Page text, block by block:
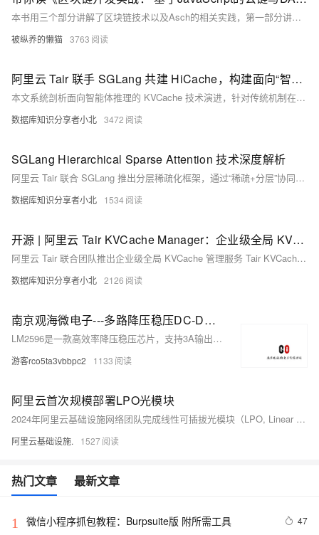
本书用三个部分讲解了区块链技术以及Asch的相关实践，第一部分讲解了区块链技术的基本概念，并用300行代码实现了一个最小的、可运行的区块链；第二部分分析Asch的源码，讲解Asch的实现原理；第三部分介绍了基于Asch的侧链技术的DApp开发实战。
被纵养的懒猫 3763
阿里云 Tair 联手 SGLang 共建 HiCache，构建面向“智能体式推理”的缓存新范式
本文系统剖析面向智能体推理的 KVCache 技术演进，针对传统机制在长上下文、多轮决策与多智能体协同中的状态膨胀、持久化缺失和缓存孤立三大瓶颈，介绍阿里云 Tair KVCache 团队联合 SGLang 社区推出的 HiCache 分层缓存体系。该方案通过显存-内存-3FS 多级卸载与全局共享，实现缓存命中率提升至80%，TTFT 降低56%，推理 QPS 翻倍，支撑智能体时代的大模型高效推理。
数据库知识分享者小北 3472
SGLang Hierarchical Sparse Attention 技术深度解析
阿里云 Tair 联合 SGLang 推出分层稀疏化框架，通过“稀疏+分层”协同优化，将 KVCache 从 GPU 显存扩展至 CPU 与远端存储，实现计算与存储效率双突破，为百万级超长上下文推理提供新路径。
数据库知识分享者小北 1534
开源 | 阿里云 Tair KVCache Manager：企业级全局 KVCache 管理服务的架构设计与实现
阿里云 Tair 联合团队推出企业级全局 KVCache 管理服务 Tair KVCache Manager，通过中心化元数据管理与多后端存储池化，实现 KVCache 的跨实例共享与智能调度。该服务解耦算力与存储，支持弹性伸缩、多租户隔离及高可用保障，显著提升缓存命中率与资源利用率，重构大模型推理成本模型，支撑智能体时代的规模化推理需求。
数据库知识分享者小北 2126
南京观海微电子---多路降压稳压DC-DC开关电源电路设计（3.3V、5V、12V、ADJ）
LM2596是一款高效率降压稳压芯片，支持3A输出电流，输入电压可达40V，具有过热、限流保护功能。提供固定（3.3V/5V/12V）和可调（ADJ）版本，广泛用于电源转换设计。
游客rco5ta3vbbpc2 1133
阿里云首次规模部署LPO光模块
2024年阿里云基础设施网络团队完成线性可插拔光模块（LPO, Linear Pluggable Optics）规模上线，成为全球首家实现LPO技术规模部署的云服务商。
阿里云基础设施. 1527
热门文章 最新文章
1 微信小程序抓包教程：Burpsuite版 附所需工具 47